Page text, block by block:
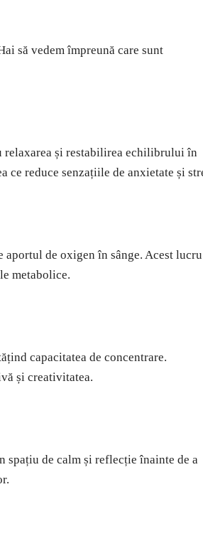
să vedem împreună care sunt
relaxarea și restabilirea echilibrului în
reduce senzațiile de anxietate și
de oxigen în sânge. Acest lucru
metabolice.
capacitatea de concentrare.
și creativitatea.
spațiu de calm și reflecție înainte de a